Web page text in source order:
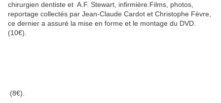
chirurgien dentiste et A.F. Stewart, infirmière.Films, photos,
reportage collectés par Jean-Claude Cardot et Christophe Fèvre,
ce dernier a assuré la mise en forme et le montage du DVD.
(10€).
(8€).